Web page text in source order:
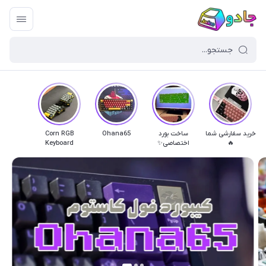
خرید سفارشی شما
🔥
ساخت بورد
اختصاصی✨
Ohana65
Corn RGB
Keyboard